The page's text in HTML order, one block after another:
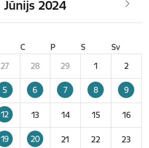
Jūnijs 2024
C P S
Sv
27 28 29 1 2
5 6 7 8 9
12 13 14 15 16
19 20 21 22 23